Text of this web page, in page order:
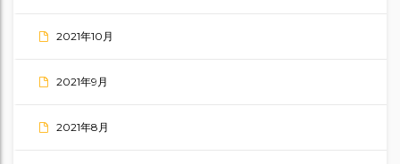
2021年10月
2021年9月
2021年8月